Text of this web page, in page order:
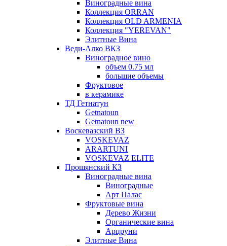
Виноградные вина
Коллекция ORRAN
Коллекция OLD ARMENIA
Коллекция "YEREVAN"
Элитные Вина
Веди-Алко ВКЗ
Виноградное вино
объем 0.75 мл
большие объемы
Фруктовое
в керамике
ТД Гетнатун
Getnatoun
Getnatoun new
Воскевазский ВЗ
VOSKEVAZ
ARARTUNI
VOSKEVAZ ELITE
Прошянский КЗ
Виноградные вина
Виноградные
Арт Палас
Фруктовые вина
Дерево Жизни
Органические вина
Арцруни
Элитные Вина